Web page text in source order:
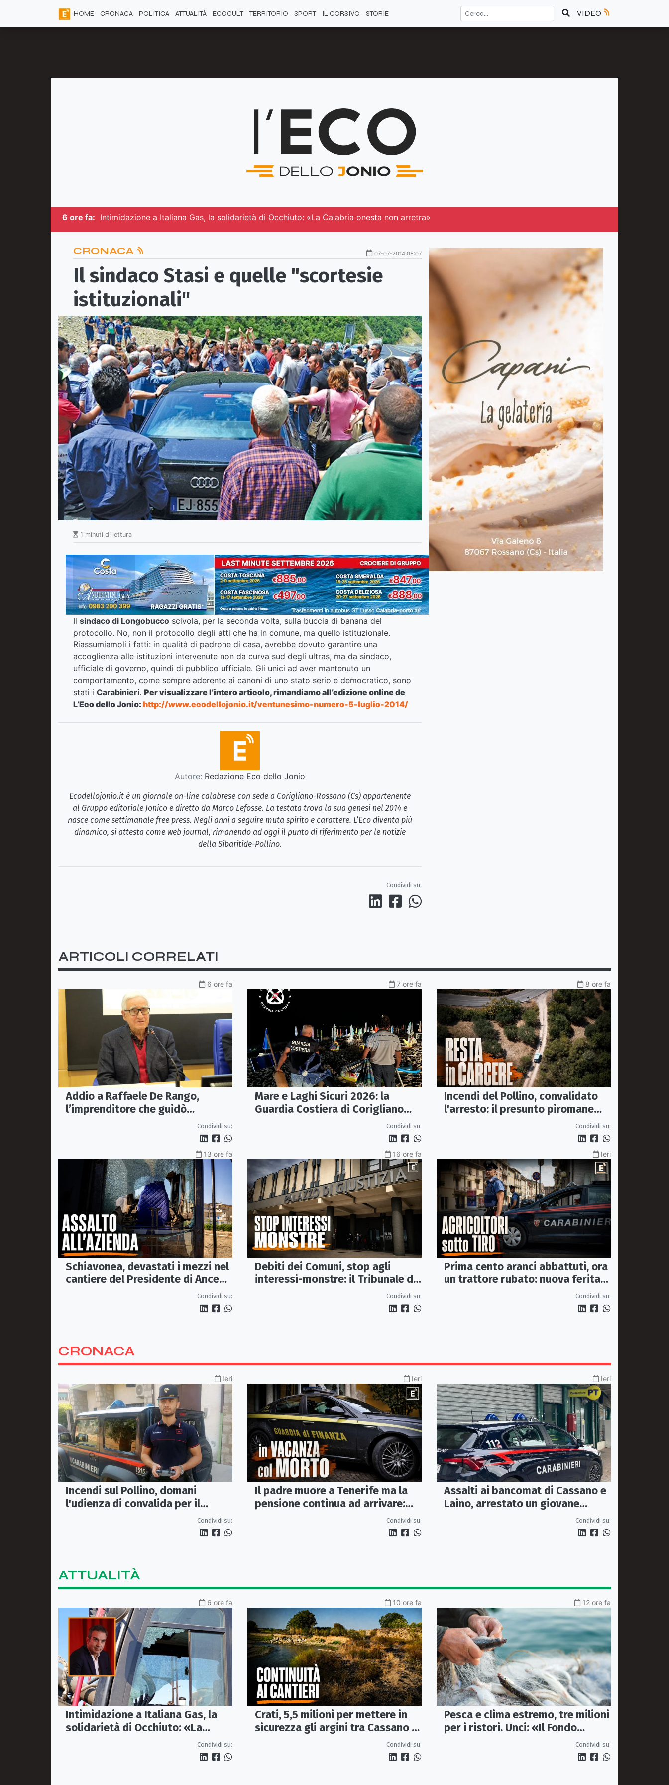
HOME CRONACA POLITICA ATTUALITÀ ECOCULT TERRITORIO SPORT IL CORSIVO STORIE VIDEO
6 ore fa: Intimidazione a Italiana Gas, la solidarietà di Occhiuto: «La Calabria onesta non arretra»
CRONACA 07-07-2014 05:07
Il sindaco Stasi e quelle "scortesie
istituzionali"
1 minuti di lettura
Il sindaco di Longobucco scivola, per la seconda volta, sulla buccia di banana del
protocollo. No, non il protocollo degli atti che ha in comune, ma quello istituzionale.
Riassumiamoli i fatti: in qualità di padrone di casa, avrebbe dovuto garantire una
accoglienza alle istituzioni intervenute non da curva sud degli ultras, ma da sindaco,
ufficiale di governo, quindi di pubblico ufficiale. Gli unici ad aver mantenuto un
comportamento, come sempre aderente ai canoni di uno stato serio e democratico, sono
stati i Carabinieri. Per visualizzare l’intero articolo, rimandiamo all’edizione online de
L’Eco dello Jonio: http://www.ecodellojonio.it/ventunesimo-numero-5-luglio-2014/
Autore: Redazione Eco dello Jonio
Ecodellojonio.it è un giornale on-line calabrese con sede a Corigliano-Rossano (Cs) appartenente
al Gruppo editoriale Jonico e diretto da Marco Lefosse. La testata trova la sua genesi nel 2014 e
nasce come settimanale free press. Negli anni a seguire muta spirito e carattere. L’Eco diventa più
dinamico, si attesta come web journal, rimanendo ad oggi il punto di riferimento per le notizie
della Sibaritide-Pollino.
Condividi su:
ARTICOLI CORRELATI
6 ore fa
Addio a Raffaele De Rango,
l’imprenditore che guidò
Condividi su:
7 ore fa
Mare e Laghi Sicuri 2026: la
Guardia Costiera di Corigliano
controlla il litorale da RoccaCondividi su:
8 ore fa
Incendi del Pollino, convalidato
l'arresto: il presunto piromane
Condividi su:
13 ore fa
Schiavonea, devastati i mezzi nel
cantiere del Presidente di Ance
Condividi su:
16 ore fa
Debiti dei Comuni, stop agli
interessi-monstre: il Tribunale di
Condividi su:
Ieri
Prima cento aranci abbattuti, ora
un trattore rubato: nuova ferita
all’agricoltura della SibaritideCondividi su:
CRONACA
Ieri
Incendi sul Pollino, domani
l'udienza di convalida per il
presunto piromane: il PM ha
chiesto la misura in carcere
Condividi su:
Ieri
Il padre muore a Tenerife ma la
pensione continua ad arrivare:
Condividi su:
Ieri
Assalti ai bancomat di Cassano e
Laino, arrestato un giovane
Condividi su:
ATTUALITÀ
6 ore fa
Intimidazione a Italiana Gas, la
solidarietà di Occhiuto: «La
Calabria onesta non arretra»Condividi su:
10 ore fa
Crati, 5,5 milioni per mettere in
sicurezza gli argini tra Cassano e
Condividi su:
12 ore fa
Pesca e clima estremo, tre milioni
per i ristori. Unci: «Il Fondo
Condividi su: